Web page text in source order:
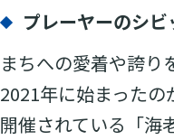
プレーヤーのシ
まちへの愛着や誇り
2021年に始まった
開催されている「海